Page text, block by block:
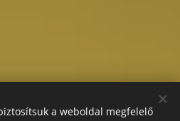
a weboldal megfelelő